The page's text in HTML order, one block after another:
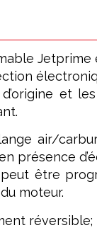
Jetprime
d’origine et
air/
présence
être
moteur.